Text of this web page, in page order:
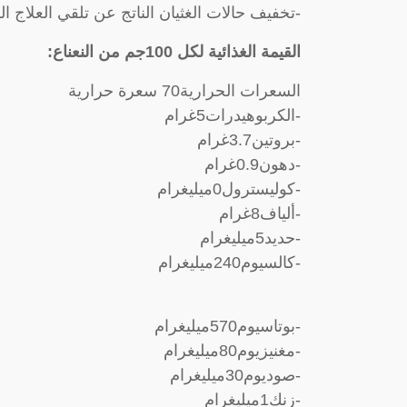
-تخفيف حالات الغثيان الناتج عن تلقي العلاج
القيمة الغذائية لكل 100جم من النعناع:
السعرات الحرارية70 سعرة حرارية
-الكربوهيدرات5غرام
-بروتين3.7غرام
-دهون0.9غرام
-كوليسترول0ميليغرام
-ألياف8غرام
-حديد5ميليغرام
-كالسيوم240ميليغرام
-بوتاسيوم570ميليغرام
-مغنيزيوم80ميليغرام
-صوديوم30ميليغرام
-زنك1ميليغرام